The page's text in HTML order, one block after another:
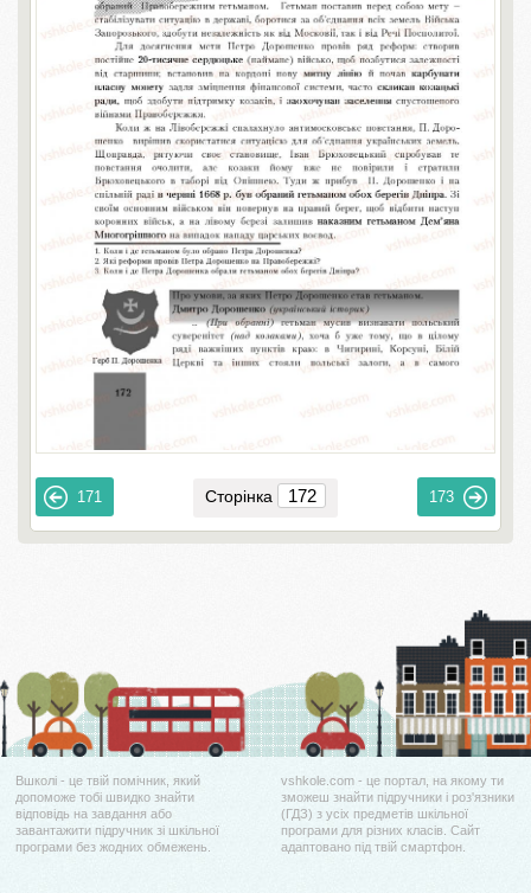
171 Сторінка 173
Вшколі - це твій помічник, який
допоможе тобі швидко знайти
відповідь на завдання або
завантажити підручник зі шкільної
програми без жодних обмежень.
vshkole.com - це портал, на якому ти
зможеш знайти підручники і роз'язники
(ГДЗ) з усіх предметів шкільної
програми для різних класів. Сайт
адаптовано під твій смартфон.